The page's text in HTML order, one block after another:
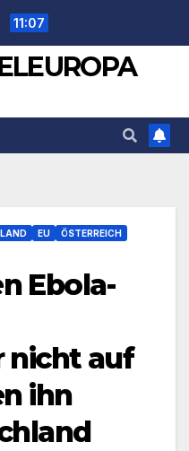
11:07
EU
ÖSTERREICH
Ebola-
nicht auf
ihn